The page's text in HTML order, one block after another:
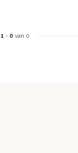
1 - 0 van 0